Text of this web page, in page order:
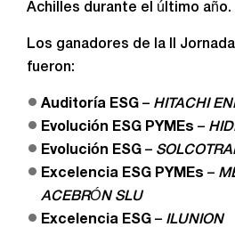
Achilles durante el último año.
Los ganadores de la II
fueron:
Auditoría ESG – HITACHI
Evolución ESG PYMEs –
Evolución ESG –
Excelencia ESG PYMEs –
ACEBRÓN SLU
Excelencia ESG – ILUNION